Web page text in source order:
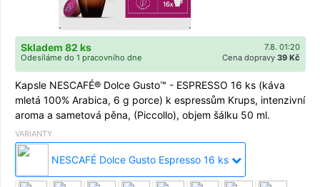
7.8. 01:20
Skladem 82 ks
Cena dopravy 39 Kč
Odesíláme do 1 pracovního dne
Kapsle NESCAFÉ® Dolce Gusto™ - ESPRESSO 16 ks (káva
mletá 100% Arabica, 6 g porce) k espressům Krups, intenzivní
aroma a sametová pěna, (Piccollo), objem šálku 50 ml.
VARIANTY
NESCAFÉ Dolce Gusto Espresso 16 ks